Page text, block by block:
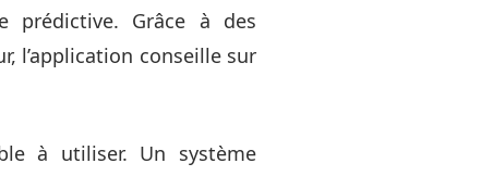
prédictive. Grâce à des
l’application conseille sur
à utiliser. Un système